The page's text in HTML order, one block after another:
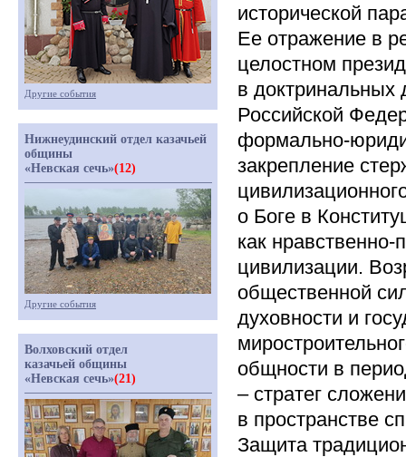
исторической
Ее отражение в
целостном
в доктринальных
Российской
формально-
закрепление
о Боге в
как нравственно-
цивилизации.
общественной
духовности и
общности в
– стратег
в пространстве
Защита
Другие события
Нижнеудинский отдел казачьей
общины
«Невская сечь»(12)
Другие события
Волховский отдел
казачьей общины
«Невская сечь»(21)